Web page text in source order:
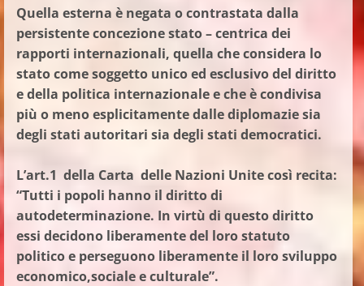
Quella esterna è negata o contrastata dalla
persistente concezione stato – centrica dei
rapporti internazionali, quella che considera lo
stato come soggetto unico ed esclusivo del diritto
e della politica internazionale e che è condivisa
più o meno esplicitamente dalle diplomazie sia
degli stati autoritari sia degli stati democratici.
L’art.1 della Carta delle Nazioni Unite così recita:
“Tutti i popoli hanno il diritto di
autodeterminazione. In virtù di questo diritto
essi decidono liberamente del loro statuto
politicoe perseguono liberamente il loro sviluppo
economico,sociale e culturale”.